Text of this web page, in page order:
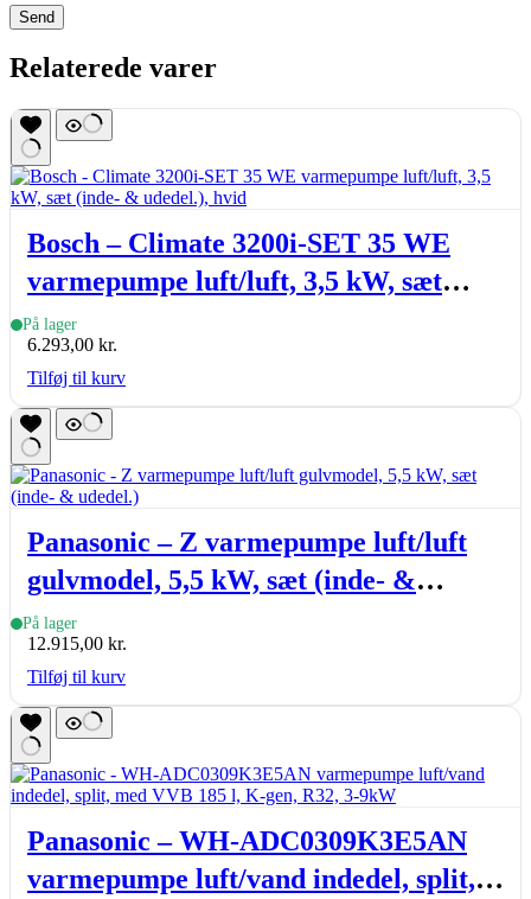
Send
Relaterede varer
Bosch – Climate 3200i-SET 35 WE
varmepumpe luft/luft, 3,5 kW, sæt
(inde- & udedel.), hvid
På lager
6.293,00 kr.
Tilføj til kurv
Panasonic – Z varmepumpe luft/luft
gulvmodel, 5,5 kW, sæt (inde- &
udedel.)
På lager
12.915,00 kr.
Tilføj til kurv
Panasonic – WH-ADC0309K3E5AN
varmepumpe luft/vand indedel, split,